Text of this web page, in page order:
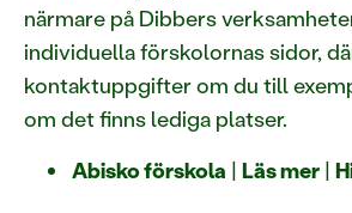
närmare på Dibbers
individuella förskolornas sidor,
kontaktuppgifter om du till
om det finns lediga platser.
Abisko förskola | Läs mer |